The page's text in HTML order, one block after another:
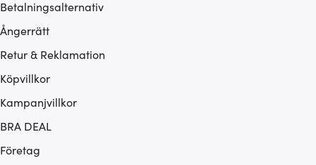
Betalningsalternativ
Ångerrätt
Retur & Reklamation
Köpvillkor
Kampanjvillkor
BRA DEAL
Företag